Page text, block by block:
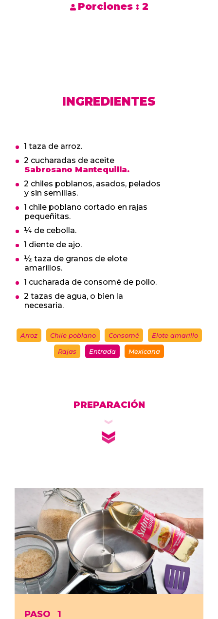
Porciones : 2
INGREDIENTES
1 taza de arroz.
2 cucharadas de aceite
Sabrosano Mantequilla.
2 chiles poblanos, asados, pelados
y sin semillas.
1 chile poblano cortado en rajas
pequeñitas.
¼ de cebolla.
1 diente de ajo.
½ taza de granos de elote
amarillos.
1 cucharada de consomé de pollo.
2 tazas de agua, o bien la
necesaria.
Arroz Chile poblano Consomé Elote amarillo
Rajas Entrada Mexicana
PREPARACIÓN
PASO 1